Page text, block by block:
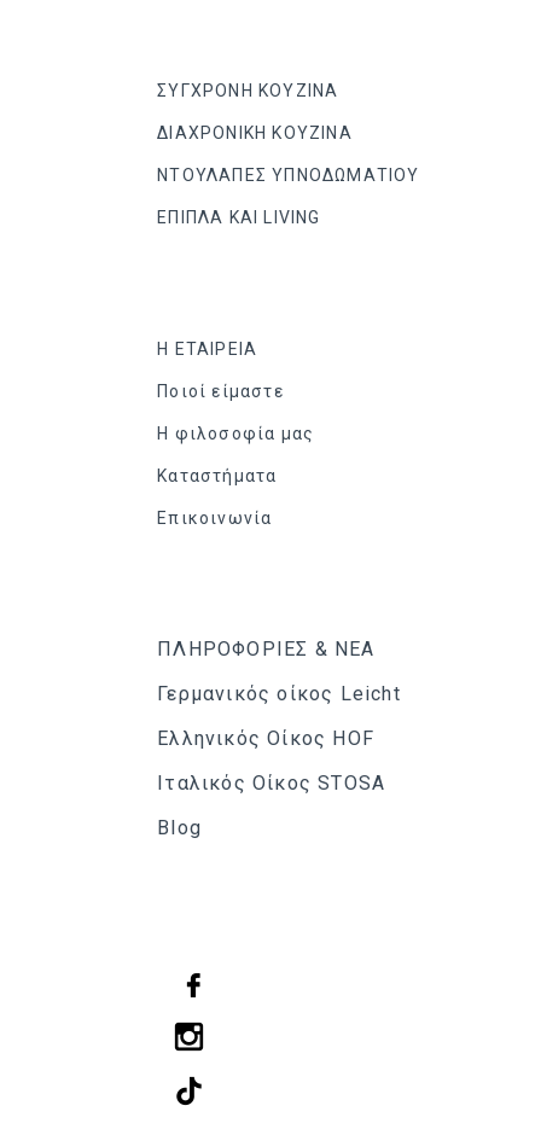
ΣΥΓΧΡΟΝΗ ΚΟΥΖΙΝΑ
ΔΙΑΧΡΟΝΙΚΗ ΚΟΥΖΙΝΑ
ΝΤΟΥΛΑΠΕΣ ΥΠΝΟΔΩΜΑΤΙΟΥ
ΕΠΙΠΛΑ ΚΑΙ LIVING
Η ΕΤΑΙΡΕΙΑ
Ποιοί είμαστε
Η φιλοσοφία μας
Καταστήματα
Επικοινωνία
ΠΛΗΡΟΦΟΡΙΕΣ & ΝΕΑ
Γερμανικός οίκος Leicht
Ελληνικός Οίκος HOF
Ιταλικός Οίκος STOSA
Blog